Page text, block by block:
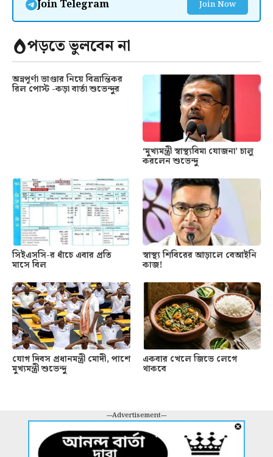
Join Telegram Join Now
পড়তে ভুলবেন না
অন্নপূর্ণা ভাণ্ডার নিয়ে বিভ্রান্তিকর
রিল পোস্ট -কড়া বার্তা শুভেন্দুর
‘মুখ্যমন্ত্রী স্বাস্থ্যবিমা যোজনা’ চালু
করলেন শুভেন্দু
সিইএসসি-র ধাঁচে এবার প্রতি
মাসে বিল
স্বাস্থ্য শিবিরের আড়ালে বেআইনি
কাজ!
যোগ দিবস প্রধানমন্ত্রী মোদী, পাশে
মুখ্যমন্ত্রী শুভেন্দু
একবার খেলে জিভে লেগে
থাকবে
---Advertisement---